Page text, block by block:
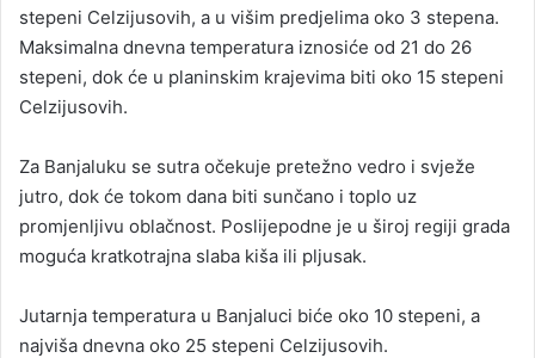
stepeni Celzijusovih, a u višim predjelima oko 3 stepena.
Maksimalna dnevna temperatura iznosiće od 21 do 26
stepeni, dok će u planinskim krajevima biti oko 15 stepeni
Celzijusovih.
Za Banjaluku se sutra očekuje pretežno vedro i svježe
jutro, dok će tokom dana biti sunčano i toplo uz
promjenljivu oblačnost. Poslijepodne je u široj regiji grada
moguća kratkotrajna slaba kiša ili pljusak.
Jutarnja temperatura u Banjaluci biće oko 10 stepeni, a
najviša dnevna oko 25 stepeni Celzijusovih.